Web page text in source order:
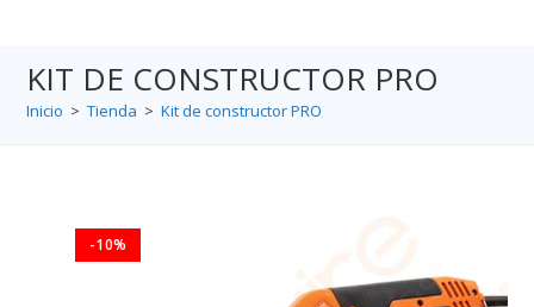
KIT DE CONSTRUCTOR PRO
Inicio > Tienda > Kit de constructor PRO
-10%